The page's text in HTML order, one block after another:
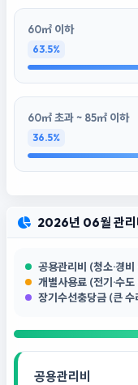
60㎡ 이하
63.5%
60㎡ 초과 ~ 85㎡ 이하
36.5%
2026년 06월 관리
공용관리비 (청소·경
개별사용료 (전기·수
장기수선충당금 (큰
공용관리비